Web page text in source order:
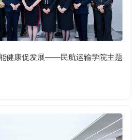
健康促发展——民航运输学院主题